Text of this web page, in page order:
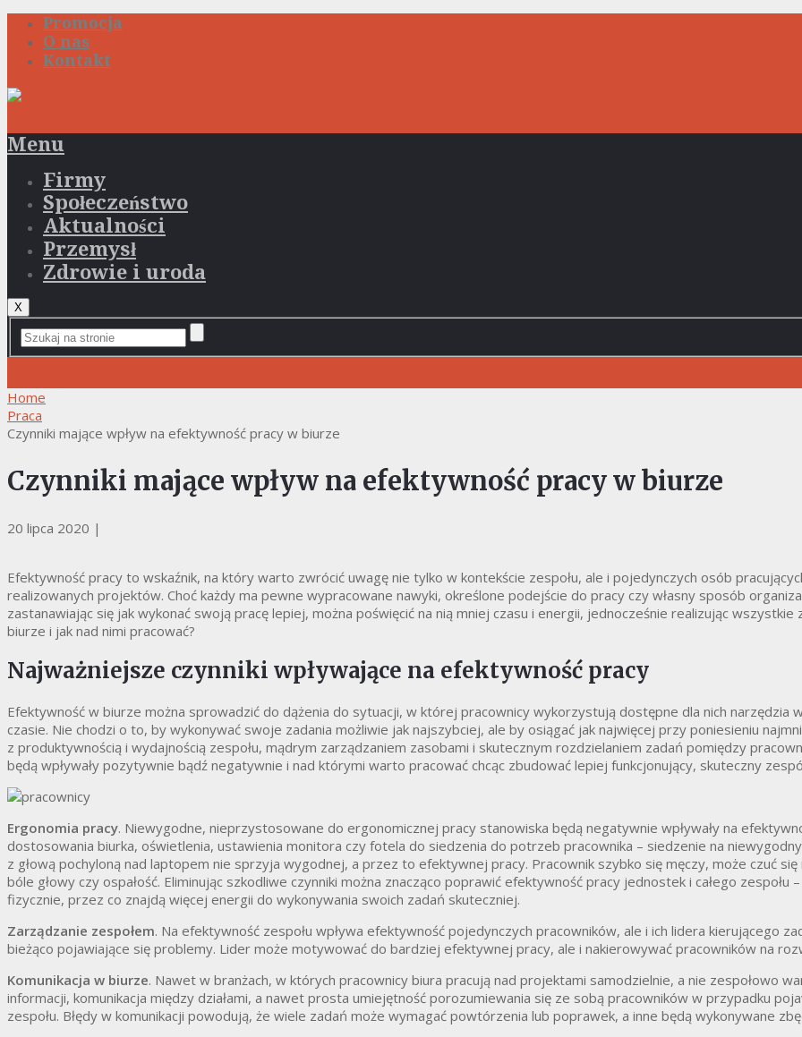
Promocja
O nas
Kontakt
Menu
Firmy
Społeczeństwo
Aktualności
Przemysł
Zdrowie i uroda
X
Home
Praca
Czynniki mające wpływ na efektywność pracy w biurze
Czynniki mające wpływ na efektywność pracy w biurze
20 lipca 2020 |
Efektywność pracy to wskaźnik, na który warto zwrócić uwagę nie tylko w kontekście zespołu, ale i pojedynczych osób
realizowanych projektów. Choć każdy ma pewne wypracowane nawyki, określone podejście do pracy czy własny sposób
zastanawiając się jak wykonać swoją pracę lepiej, można poświęcić na nią mniej czasu i energii, jednocześnie realizując wszystkie
biurze i jak nad nimi pracować?
Najważniejsze czynniki wpływające na efektywność pracy
Efektywność w biurze można sprowadzić do dążenia do sytuacji, w której pracownicy wykorzystują dostępne dla nich narzędzia
czasie. Nie chodzi o to, by wykonywać swoje zadania możliwie jak najszybciej, ale by osiągać jak najwięcej przy poniesieniu
z produktywnością i wydajnością zespołu, mądrym zarządzaniem zasobami i skutecznym rozdzielaniem zadań pomiędzy
będą wpływały pozytywnie bądź negatywnie i nad którymi warto pracować chcąc zbudować lepiej funkcjonujący, skuteczny
Ergonomia pracy. Niewygodne, nieprzystosowane do ergonomicznej pracy stanowiska będą negatywnie wpływały na
dostosowania biurka, oświetlenia, ustawienia monitora czy fotela do siedzenia do potrzeb pracownika – siedzenie na
z głową pochyloną nad laptopem nie sprzyja wygodnej, a przez to efektywnej pracy. Pracownik szybko się męczy, może czuć
bóle głowy czy ospałość. Eliminując szkodliwe czynniki można znacząco poprawić efektywność pracy jednostek i całego
fizycznie, przez co znajdą więcej energii do wykonywania swoich zadań skuteczniej.
Zarządzanie zespołem. Na efektywność zespołu wpływa efektywność pojedynczych pracowników, ale i ich lidera kierującego
bieżąco pojawiające się problemy. Lider może motywować do bardziej efektywnej pracy, ale i nakierowywać pracowników na
Komunikacja w biurze. Nawet w branżach, w których pracownicy biura pracują nad projektami samodzielnie, a nie zespołowo
informacji, komunikacja między działami, a nawet prosta umiejętność porozumiewania się ze sobą pracowników w przypadku
zespołu. Błędy w komunikacji powodują, że wiele zadań może wymagać powtórzenia lub poprawek, a inne będą wykonywane